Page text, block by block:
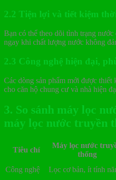
2.2 Tiện lợi và tiết kiệm
Bạn có thể theo dõi tình trạng
ngay khi chất lượng nước không
2.3 Công nghệ hiện đại,
Các dòng sản phẩm mới được thiết
cho căn hộ chung cư và nhà hiện
3. So sánh máy lọc
máy lọc nước truyền
Tiêu chí
Máy lọc nước
thống
Công nghệ Lọc cơ bản, ít tính